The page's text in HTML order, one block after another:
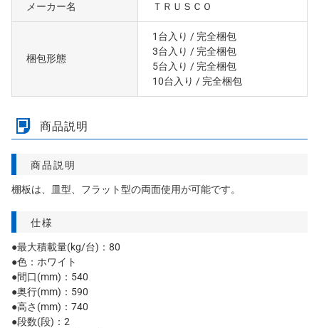
メーカー名 ＴＲＵＳＣＯ
梱包形態
1台入り / 完全梱包
3台入り / 完全梱包
5台入り / 完全梱包
10台入り / 完全梱包
商品説明
商品説明
棚板は、皿型、フラット型の両面使用が可能です。
仕様
●最大積載量(kg/台)：80
●色：ホワイト
●間口(mm)：540
●奥行(mm)：590
●高さ(mm)：740
●段数(段)：2